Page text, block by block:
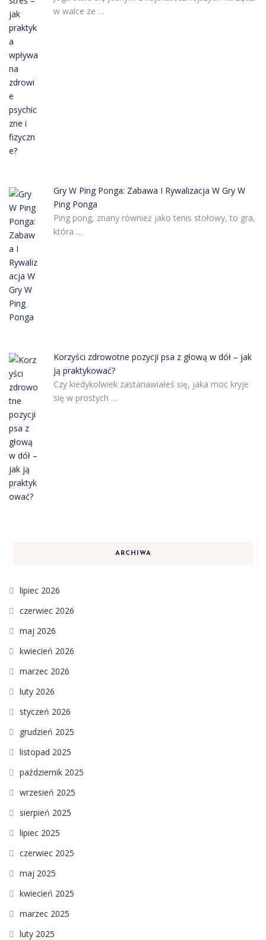
w walce ze …
Gry W Ping Ponga: Zabawa I Rywalizacja W Gry W
Ping Ponga
Ping pong, znany również jako tenis stołowy, to gra,
która …
Korzyści zdrowotne pozycji psa z głową w dół – jak
ją praktykować?
Czy kiedykolwiek zastanawiałeś się, jaka moc kryje
się w prostych …
ARCHIWA
lipiec 2026
czerwiec 2026
maj 2026
kwiecień 2026
marzec 2026
luty 2026
styczeń 2026
grudzień 2025
listopad 2025
październik 2025
wrzesień 2025
sierpień 2025
lipiec 2025
czerwiec 2025
maj 2025
kwiecień 2025
marzec 2025
luty 2025